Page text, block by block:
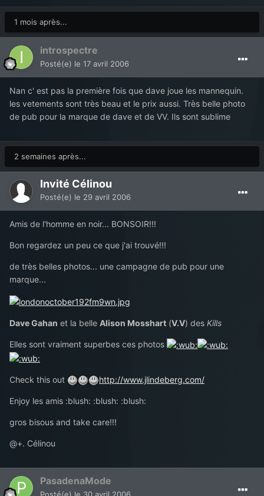
1 mois après...
introspectre
Posté(e) le 17 avril 2006
Nan c' est pas la première fois que dave joue les mannequin.
les vetements sont très beau et le prix aussi. Très belle photo
de pub pour la marque de dave et de VV. Ils sont sublime
2 semaines après...
Invité Célinou
Posté(e) le 29 avril 2006
Amis de l'homme en noir... BONSOIR!!!
Bon regardez un peu ce que j'ai trouvé!!!
de très belles photos... une campagne de pub pour une
marque...
Dave Gahan et la belle Alison Mosshart (V.V) des Kills
Elles sont vraiment superbes ces photos
Check this out http://www.jlindeberg.com/
Enjoy les amis :blush: :blush: :blush:
gros bisous and take care!!!
@+. Célinou
PasadenaMode